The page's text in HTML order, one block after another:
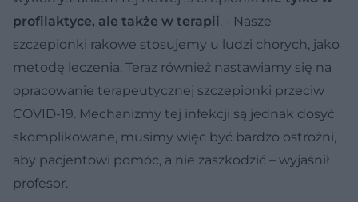
profilaktyce, ale także w terapii. - Nasze
szczepionki rakowe stosujemy u ludzi chorych, jako
metodę leczenia. Teraz również nastawiamy się na
opracowanie terapeutycznej szczepionki przeciw
COVID-19. Mechanizmy tej infekcji są jednak dosyć
skomplikowane, musimy więc być bardzo ostrożni,
aby pacjentowi pomóc, a nie zaszkodzić – wyjaśnił
profesor.